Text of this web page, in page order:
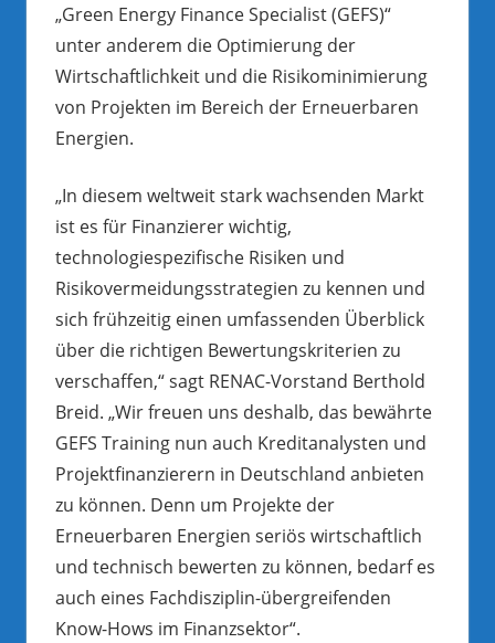
„Green Energy Finance Specialist (GEFS)“
unter anderem die Optimierung der
Wirtschaftlichkeit und die Risikominimierung
von Projekten im Bereich der Erneuerbaren
Energien.
„In diesem weltweit stark wachsenden Markt
ist es für Finanzierer wichtig,
technologiespezifische Risiken und
Risikovermeidungsstrategien zu kennen und
sich frühzeitig einen umfassenden Überblick
über die richtigen Bewertungskriterien zu
verschaffen,“ sagt RENAC-Vorstand Berthold
Breid. „Wir freuen uns deshalb, das bewährte
GEFS Training nun auch Kreditanalysten und
Projektfinanzierern in Deutschland anbieten
zu können. Denn um Projekte der
Erneuerbaren Energien seriös wirtschaftlich
und technisch bewerten zu können, bedarf es
auch eines Fachdisziplin-übergreifenden
Know-Hows im Finanzsektor“.